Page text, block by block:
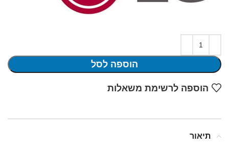
הוספה לסל
הוספה לרשימת משאלות
תיאור